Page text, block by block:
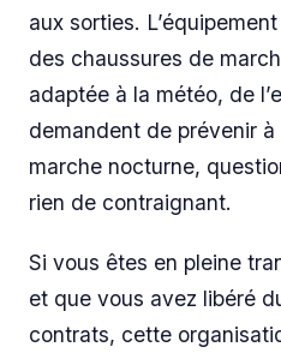
aux sorties.
des chaussures de
adaptée à la météo, de
demandent de prévenir à
marche nocturne,
rien de contraignant.
Si vous êtes en pleine
et que vous avez libéré
contrats, cette